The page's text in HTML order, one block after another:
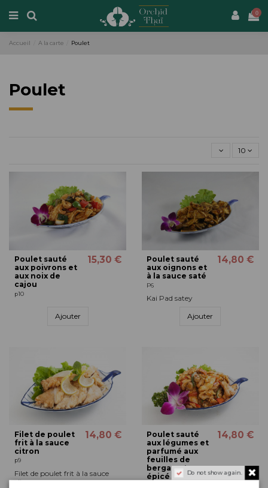
0
Accueil A la carte Poulet
Poulet
10
Poulet sauté
aux poivrons et
aux noix de
cajou
p10
15,30 €
Ajouter
Poulet sauté
aux oignons et
à la sauce saté
P6
14,80 €
Kai Pad satey
Ajouter
Filet de poulet
frit à la sauce
citron
p9
14,80 €
Filet de poulet frit à la sauce
citron
Poulet sauté
aux légumes et
parfumé aux
feuilles de
bergamote
épicé
14,80 €
Do not show again.